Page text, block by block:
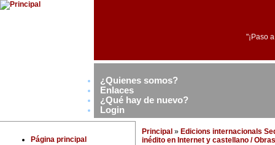
"¡Paso
¿Quienes somos?
Enlaces
¿Qué hay de nuevo?
Login
Página principal
Principal » Edicions internacionals
inédito en Internet y castellano /